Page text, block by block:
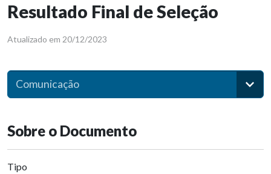
Resultado Final de Seleção
Atualizado em 20/12/2023
Comunicação
Sobre o Documento
Tipo